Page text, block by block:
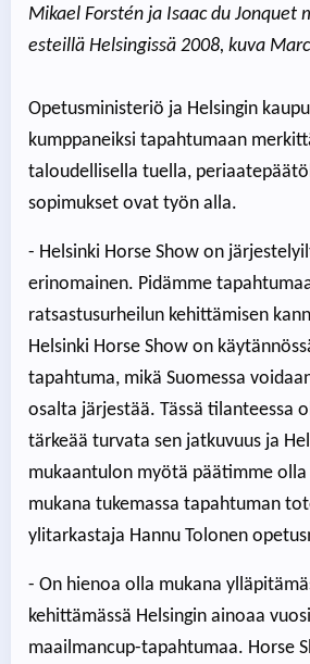
Mikael Forstén ja Isaac du Jonquet
esteillä Helsingissä 2008, kuva
Opetusministeriö ja Helsingin
kumppaneiksi tapahtumaan
taloudellisella tuella,
sopimukset ovat työn alla.
- Helsinki Horse Show on
erinomainen. Pidämme
ratsastusurheilun kehittämisen
Helsinki Horse Show on
tapahtuma, mikä Suomessa
osalta järjestää. Tässä tilanteessa
tärkeää turvata sen jatkuvuus ja
mukaantulon myötä päätimme
mukana tukemassa tapahtuman
ylitarkastaja Hannu Tolonen
- On hienoa olla mukana
kehittämässä Helsingin ainoaa
maailmancup-tapahtumaa. Horse